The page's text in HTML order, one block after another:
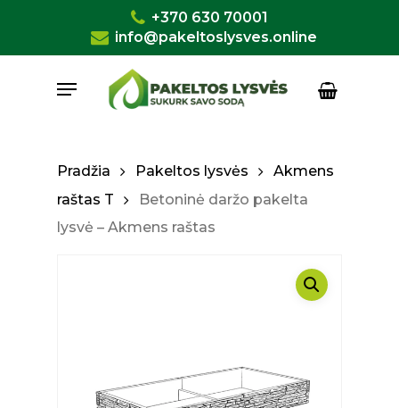
main
+370 630 70001
info@pakeltoslysves.online
Menu
Krepšelis
Cart
Pradžia Pakeltos lysvės
Akmens
raštas T
Betoninė daržo pakelta
lysvė – Akmens raštas